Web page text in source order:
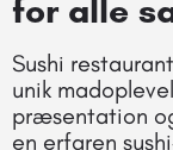
for alle
Sushi
unik
præsentation
en erfaren